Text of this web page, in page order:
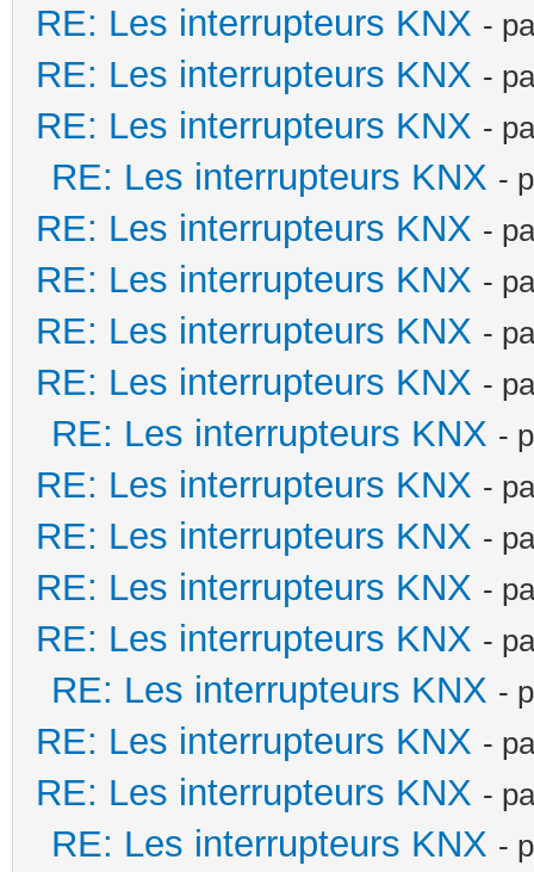
RE: Les interrupteurs KNX -
RE: Les interrupteurs KNX -
RE: Les interrupteurs KNX -
RE: Les interrupteurs KNX -
RE: Les interrupteurs KNX -
RE: Les interrupteurs KNX -
RE: Les interrupteurs KNX -
RE: Les interrupteurs KNX -
RE: Les interrupteurs KNX -
RE: Les interrupteurs KNX -
RE: Les interrupteurs KNX -
RE: Les interrupteurs KNX -
RE: Les interrupteurs KNX -
RE: Les interrupteurs KNX -
RE: Les interrupteurs KNX -
RE: Les interrupteurs KNX -
RE: Les interrupteurs KNX -